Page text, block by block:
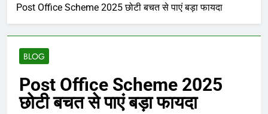
Post Office Scheme 2025 छोटी बचत से पाएं बड़ा फायदा
BLOG
Post Office Scheme 2025
छोटी बचत से पाएं बड़ा फायदा